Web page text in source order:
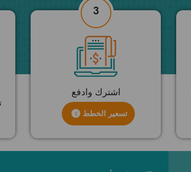
3
اشترك وادفع
تسعير الخطط